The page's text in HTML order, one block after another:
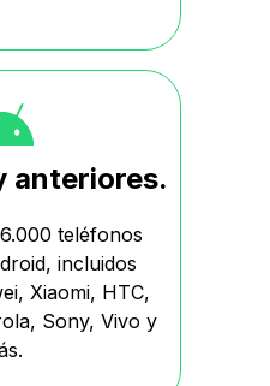
anteriores.
teléfonos
incluidos
Xiaomi, HTC,
Sony, Vivo y